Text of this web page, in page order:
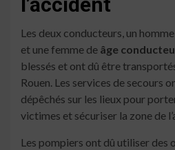
Les deux conducteurs, un
et une femme de âge
blessés et ont dû être
Rouen. Les services de secours
dépêchés sur les lieux pour
victimes et sécuriser la zone de
Les pompiers ont dû utiliser des